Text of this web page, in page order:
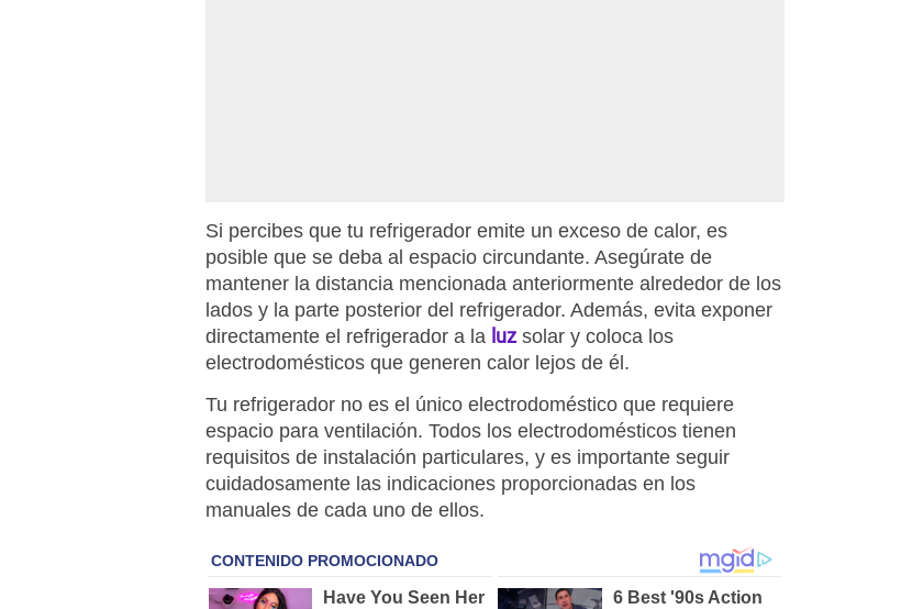
Si percibes que tu refrigerador emite un exceso de calor, es
posible que se deba al espacio circundante. Asegúrate de
mantener la distancia mencionada anteriormente alrededor de los
lados y la parte posterior del refrigerador. Además, evita exponer
directamente el refrigerador a la luz solar y coloca los
electrodomésticos que generen calor lejos de él.
Tu refrigerador no es el único electrodoméstico que requiere
espacio para ventilación. Todos los electrodomésticos tienen
requisitos de instalación particulares, y es importante seguir
cuidadosamente las indicaciones proporcionadas en los
manuales de cada uno de ellos.